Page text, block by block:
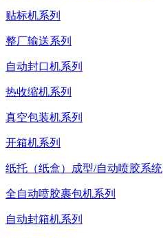
贴标机系列
整厂输送系列
自动封口机系列
热收缩机系列
真空包装机系列
开箱机系列
纸托（纸盒）成型/自动喷胶系统
全自动喷胶裹包机系列
自动封箱机系列